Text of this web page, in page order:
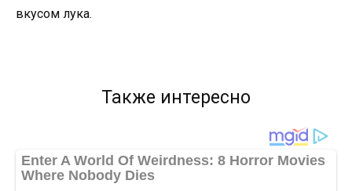
вкусом лука.
Также интересно